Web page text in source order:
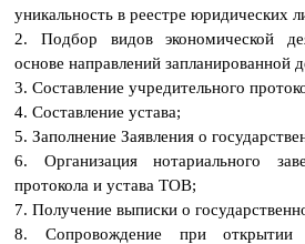
уникальность в реестре юридических
2. Подбор видов экономической
основе направлений запланированной
3. Составление учредительного
4. Составление устава;
5. Заполнение Заявления о
6. Организация нотариального
протокола и устава ТОВ;
7. Получение выписки о
8. Сопровождение при открытии